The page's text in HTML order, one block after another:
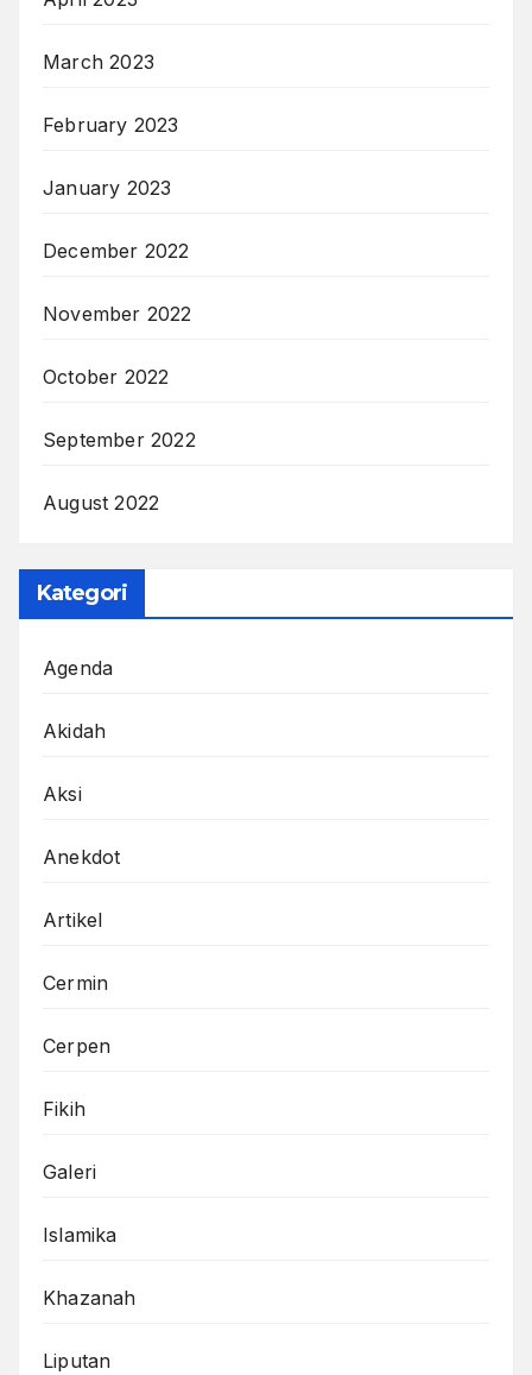
March 2023
February 2023
January 2023
December 2022
November 2022
October 2022
September 2022
August 2022
Kategori
Agenda
Akidah
Aksi
Anekdot
Artikel
Cermin
Cerpen
Fikih
Galeri
Islamika
Khazanah
Liputan